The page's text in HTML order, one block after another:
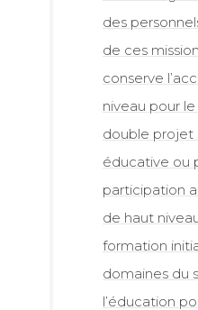
des
de ces
conserve
niveau pour
double projet
éducative ou
participation
de haut
formation
domaines du
l’éducation